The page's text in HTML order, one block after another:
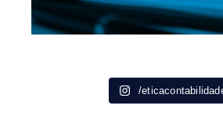
/